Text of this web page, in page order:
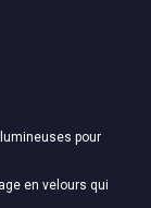
pour
en velours qui